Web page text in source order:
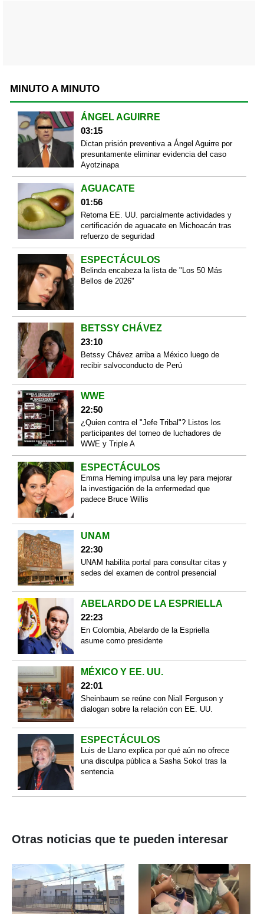
MINUTO A MINUTO
ÁNGEL AGUIRRE
03:15
Dictan prisión preventiva a Ángel Aguirre por
presuntamente eliminar evidencia del caso
Ayotzinapa
AGUACATE
01:56
Retoma EE. UU. parcialmente actividades y
certificación de aguacate en Michoacán tras
refuerzo de seguridad
ESPECTÁCULOS
Belinda encabeza la lista de "Los 50 Más
Bellos de 2026"
BETSSY CHÁVEZ
23:10
Betssy Chávez arriba a México luego de
recibir salvoconducto de Perú
WWE
22:50
¿Quien contra el "Jefe Tribal"? Listos los
participantes del torneo de luchadores de
WWE y Triple A
ESPECTÁCULOS
Emma Heming impulsa una ley para mejorar
la investigación de la enfermedad que
padece Bruce Willis
UNAM
22:30
UNAM habilita portal para consultar citas y
sedes del examen de control presencial
ABELARDO DE LA ESPRIELLA
22:23
En Colombia, Abelardo de la Espriella
asume como presidente
MÉXICO Y EE. UU.
22:01
Sheinbaum se reúne con Niall Ferguson y
dialogan sobre la relación con EE. UU.
ESPECTÁCULOS
Luis de Llano explica por qué aún no ofrece
una disculpa pública a Sasha Sokol tras la
sentencia
Otras noticias que te pueden interesar